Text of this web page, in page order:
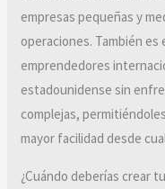
empresas pequeñas y
operaciones. También
emprendedores
estadounidense sin
complejas,
mayor facilidad desde
¿Cuándo deberías crear